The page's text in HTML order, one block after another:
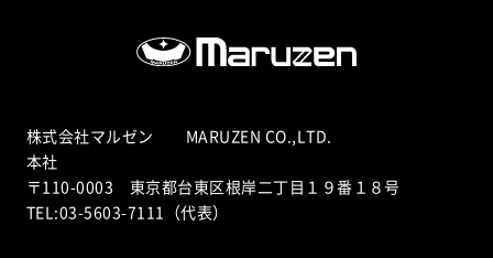
株式会社マルゼン MARUZEN CO.,LTD.
本社
〒110-0003 東京都台東区根岸二丁目１９番１８号
TEL:03-5603-7111（代表）